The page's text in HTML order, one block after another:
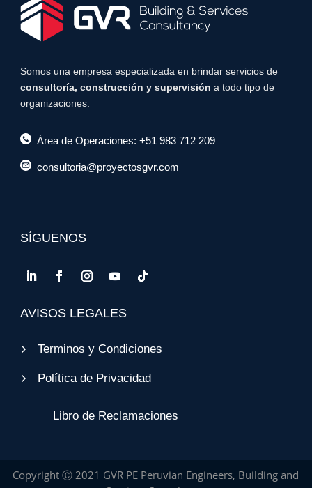
Somos una empresa especializada en brindar servicios de
consultoría, construcción y supervisión a todo tipo de
organizaciones.
Área de Operaciones: +51 983 712 209
consultoria@proyectosgvr.com
SÍGUENOS
AVISOS LEGALES
Terminos y Condiciones
Política de Privacidad
Libro de Reclamaciones
Copyright Ⓒ 2021 GVR PE Peruvian Engineers, Building and